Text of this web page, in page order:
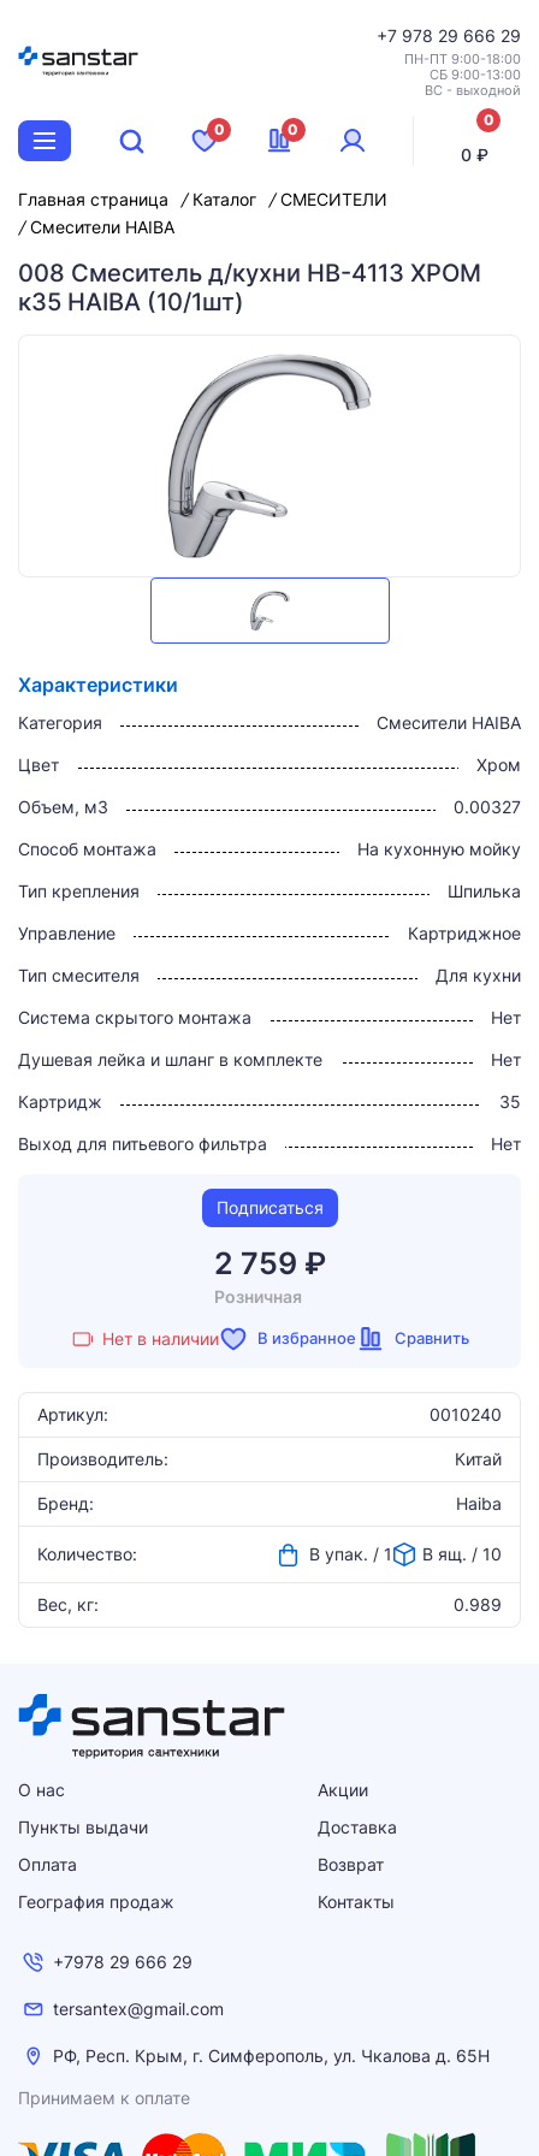
+7 978 29 666 29
ПН-ПТ 9:00-18:00
СБ 9:00-13:00
ВС - выходной
0 0
0
позиций
0 ₽
Главная страница Каталог
СМЕСИТЕЛИ
Смесители HAIBA
008 Смеситель д/кухни HB-4113 ХРОМ
к35 HAIBA (10/1шт)
Характеристики
Категория Смесители HAIBA
Цвет Хром
Объем, м3 0.00327
Способ монтажа На кухонную мойку
Тип крепления Шпилька
Управление Картриджное
Тип смесителя Для кухни
Система скрытого монтажа Нет
Душевая лейка и шланг в комплекте Нет
Картридж 35
Выход для питьевого фильтра Нет
Подписаться
2 759 ₽
Розничная
Нет в наличии В избранное Сравнить
Артикул: 0010240
Производитель: Китай
Бренд: Haiba
Количество: В упак. / 1 В ящ. / 10
Вес, кг: 0.989
О нас
Акции
Пункты выдачи
Доставка
Оплата
Возврат
География продаж
Контакты
+7978 29 666 29
tersantex@gmail.com
РФ, Респ. Крым, г. Симферополь, ул. Чкалова д. 65Н
Принимаем к оплате